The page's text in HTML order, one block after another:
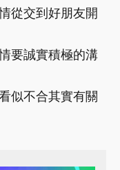
從交到好朋友開
要誠實積極的溝
似不合其實有關